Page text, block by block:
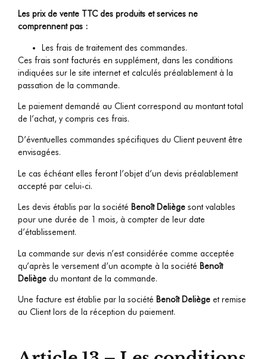
Les prix de vente TTC des produits et services ne
comprennent pas :
Les frais de traitement des commandes.
Ces frais sont facturés en supplément, dans les conditions
indiquées sur le site internet et calculés préalablement à la
passation de la commande.
Le paiement demandé au Client correspond au montant total
de l’achat, y compris ces frais.
D’éventuelles commandes spécifiques du Client peuvent être
envisagées.
Le cas échéant elles feront l’objet d’un devis préalablement
accepté par celui-ci.
Les devis établis par la société Benoît Deliège sont valables
pour une durée de 1 mois, à compter de leur date
d’établissement.
La commande sur devis n’est considérée comme acceptée
qu’après le versement d’un acompte à la société Benoît
Deliège du montant de la commande.
Une facture est établie par la société Benoît Deliège et remise
au Client lors de la réception du paiement.